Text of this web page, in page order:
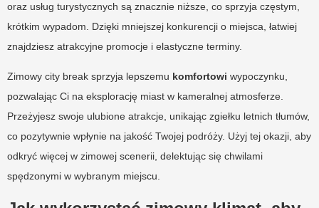
oraz usług turystycznych są znacznie niższe, co sprzyja częstym,
krótkim wypadom. Dzięki mniejszej konkurencji o miejsca, łatwiej
znajdziesz atrakcyjne promocje i elastyczne terminy.
Zimowy city break sprzyja lepszemu komfortowi wypoczynku,
pozwalając Ci na eksplorację miast w kameralnej atmosferze.
Przeżyjesz swoje ulubione atrakcje, unikając zgiełku letnich tłumów,
co pozytywnie wpłynie na jakość Twojej podróży. Użyj tej okazji, aby
odkryć więcej w zimowej scenerii, delektując się chwilami
spędzonymi w wybranym miejscu.